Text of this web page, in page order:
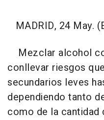
MADRID, 24 May.
Mezclar alcohol
conllevar riesgos
secundarios leves
dependiendo tanto
como de la cantidad